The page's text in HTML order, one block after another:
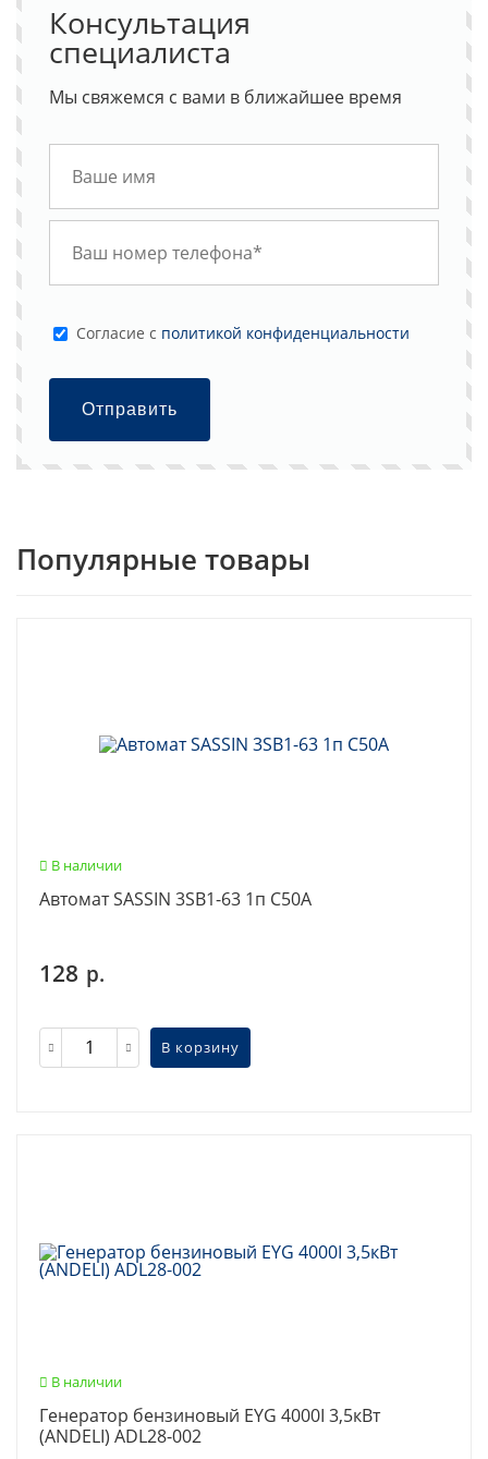
Консультация
специалиста
Мы свяжемся с вами в ближайшее время
Cогласие с политикой конфиденциальности
Отправить
Популярные товары
В наличии
Автомат SASSIN 3SB1-63 1п C50А
128 р.
В корзину
В наличии
Генератор бензиновый EYG 4000I 3,5кВт
(ANDELI) ADL28-002